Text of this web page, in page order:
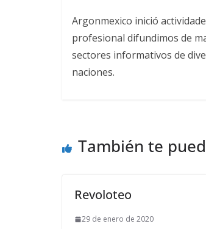
Argonmexico inició
profesional difundimos de
sectores informativos de
naciones.
También te
Revoloteo
29 de enero de 2020